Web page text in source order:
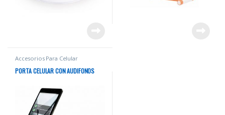
Accesorios Para Celular
PORTA CELULAR CON AUDIFONOS